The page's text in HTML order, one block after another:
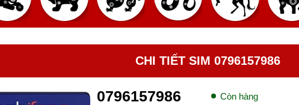
CHI TIẾT SIM 0796157986
0796157986 Còn hàng